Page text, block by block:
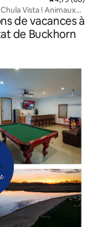
Vista ! Animaux
de vacances à
de Buckhorn